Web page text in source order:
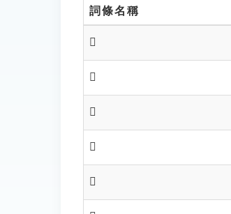
詞條名稱
𠨵
𠨶
𠨷
𠨸
𠨹